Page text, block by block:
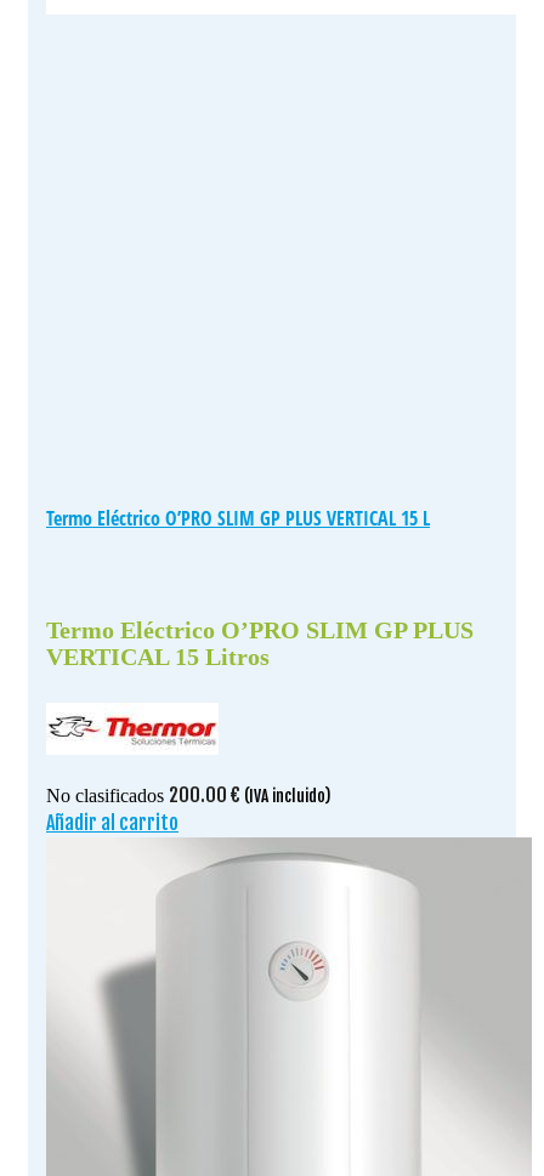
Termo Eléctrico O’PRO SLIM GP PLUS VERTICAL 15 L
Termo Eléctrico O’PRO SLIM GP PLUS
VERTICAL 15 Litros
No clasificados 200.00 € (IVA incluido)
Añadir al carrito